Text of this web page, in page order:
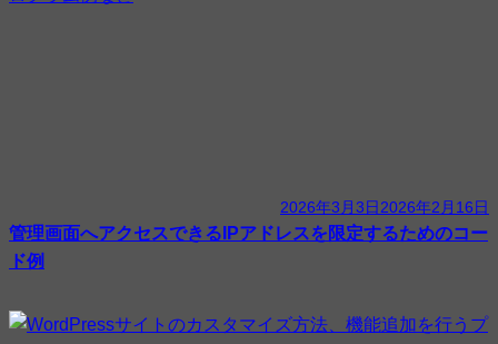
2026年3月3日2026年2月16日
管理画面へアクセスできるIPアドレスを限定するためのコー
ド例